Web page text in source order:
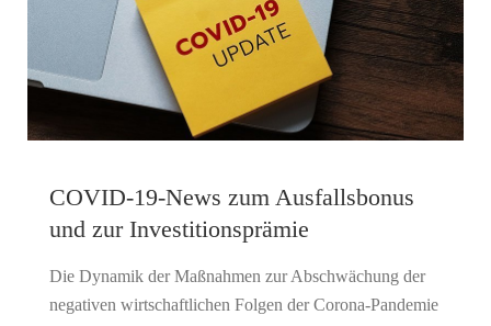
COVID-19-News zum Ausfallsbonus
und zur Investitionsprämie
Die Dynamik der Maßnahmen zur Abschwächung der
negativen wirtschaftlichen Folgen der Corona-Pandemie